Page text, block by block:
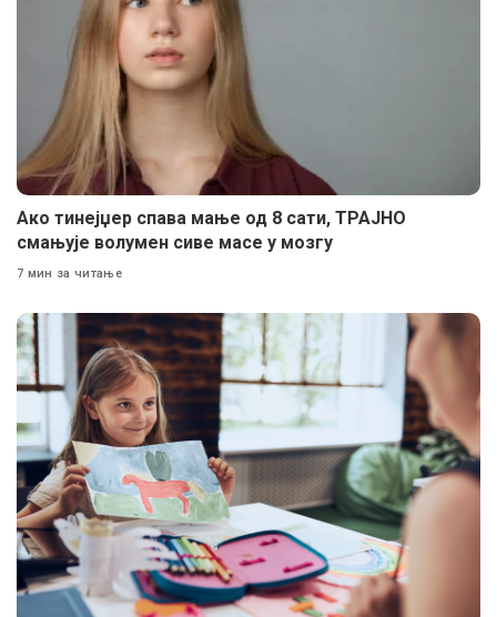
Ако тинејџер спава мање од 8 сати, ТРАЈНО
смањује волумен сиве масе у мозгу
7 мин за читање